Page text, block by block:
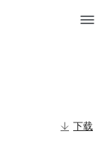
下载